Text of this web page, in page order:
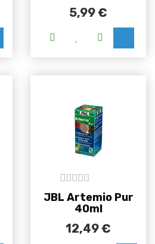
5,99€
5 out of 5
JBL Artemio Pur
40ml
12,49€